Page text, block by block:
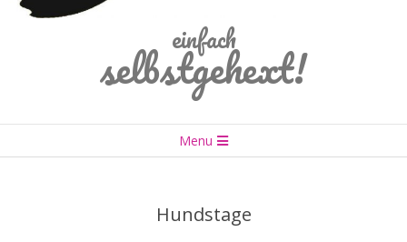
einfach
selbstgehext!
Navigation
Menu
Hundstage